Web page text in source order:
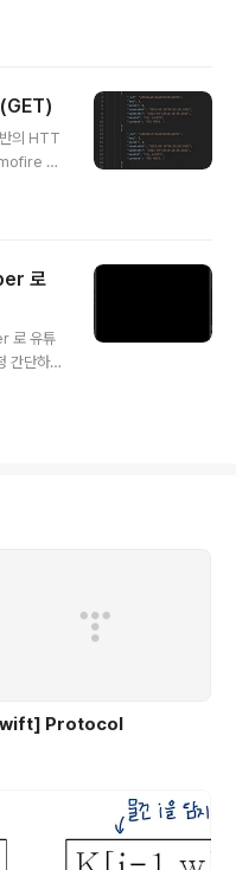
여기로
진짜 많
은 생
설정
의 HTT
설
Import i
:
json 형
로
로 유튜
간단하니
사용한
에 연
Protocol